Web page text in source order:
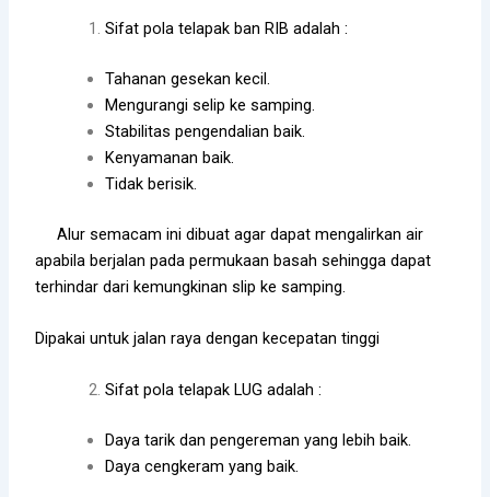
Sifat pola telapak ban RIB adalah :
Tahanan gesekan kecil.
Mengurangi selip ke samping.
Stabilitas pengendalian baik.
Kenyamanan baik.
Tidak berisik.
Alur semacam ini dibuat agar dapat mengalirkan air
apabila berjalan pada permukaan basah sehingga dapat
terhindar dari kemungkinan slip ke samping.
Dipakai untuk jalan raya dengan kecepatan tinggi
Sifat pola telapak LUG adalah :
Daya tarik dan pengereman yang lebih baik.
Daya cengkeram yang baik.